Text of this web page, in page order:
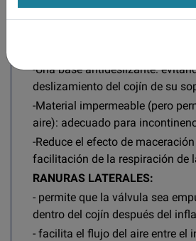
- mayor aireación en las áreas
-Una base antideslizante:
deslizamiento del cojín de su
-Material impermeable (pero
aire): adecuado para
-Reduce el efecto de
facilitación de la respiración de
RANURAS LATERALES:
- permite que la válvula sea
dentro del cojín después del
- facilita el flujo del aire entre el